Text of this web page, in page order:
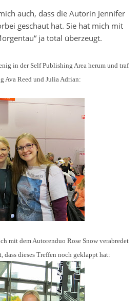
auch, dass die Autorin Jennifer
geschaut hat. Sie hat mich mit
ja total überzeugt.
in der Self Publishing Area herum und traf
Ava Reed und Julia Adrian:
mit dem Autorenduo Rose Snow verabredet
dass dieses Treffen noch geklappt hat: